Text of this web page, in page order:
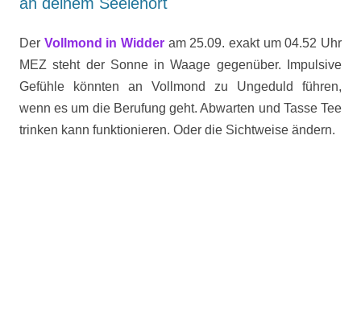
Der Vollmond in Widder am 25.09. exakt um 04.52 Uhr
MEZ steht der Sonne in Waage gegenüber. Impulsive
Gefühle könnten an Vollmond zu Ungeduld führen,
wenn es um die Berufung geht. Abwarten und Tasse Tee
trinken kann funktionieren. Oder die Sichtweise ändern.